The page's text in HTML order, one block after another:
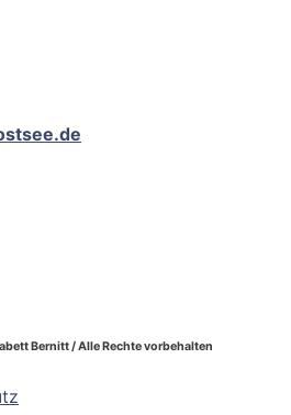
Bernitt / Alle Rechte vorbehalten